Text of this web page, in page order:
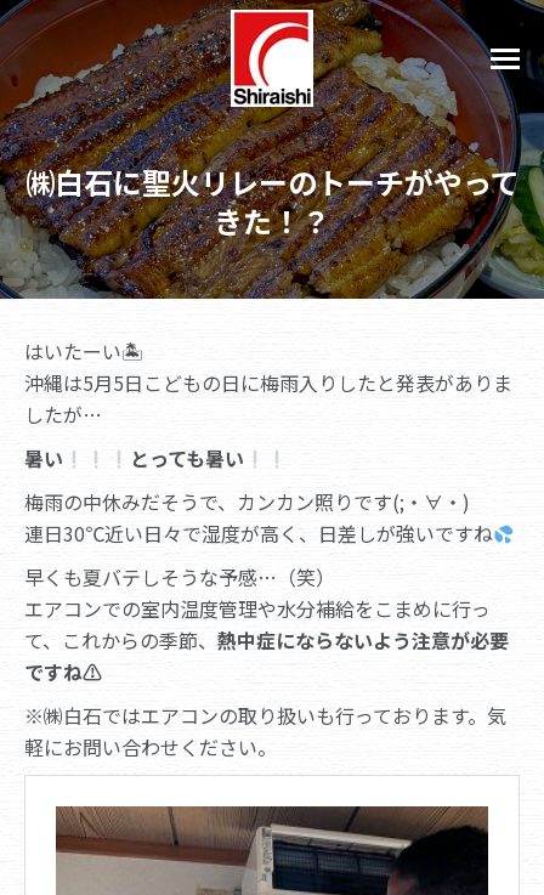
㈱白石に聖火リレーのトーチがやって
きた！？
はいたーい🏝
沖縄は5月5日こどもの日に梅雨入りしたと発表がありま
したが…
暑い
とっても暑い
梅雨の中休みだそうで、カンカン照りです(;・∀・)
連日30℃近い日々で湿度が高く、日差しが強いですね
早くも夏バテしそうな予感…（笑）
エアコンでの室内温度管理や水分補給をこまめに行っ
て、これからの季節、 熱中症にならないよう注意が必要
ですね⚠
※㈱白石ではエアコンの取り扱いも行っております。気
軽にお問い合わせください。